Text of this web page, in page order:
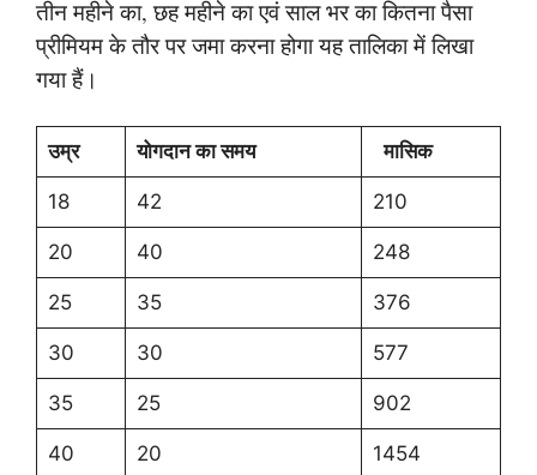
तीन महीने का, छह महीने का एवं साल भर का कितना पैसा
प्रीमियम के तौर पर जमा करना होगा यह तालिका में लिखा
गया हैं।
उम्र योगदान का समय मासिक
18 42 210
20 40 248
25 35 376
30 30 577
35 25 902
40 20 1454